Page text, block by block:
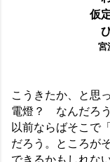
仮
こうきたか、と思
電燈？ なんだろう
以前ならばそこで
だろう。ところが